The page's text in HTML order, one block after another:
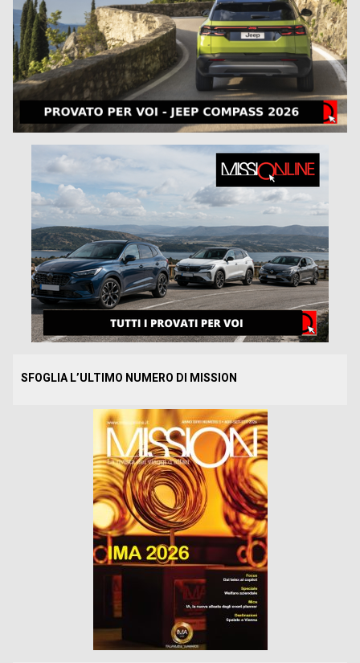
SFOGLIA L’ULTIMO NUMERO DI MISSION